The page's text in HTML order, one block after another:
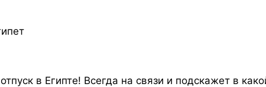
в Египте! Всегда на связи и подскажет в